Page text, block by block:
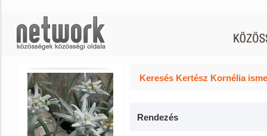
Keresés Kertész Kornélia
Rendezés